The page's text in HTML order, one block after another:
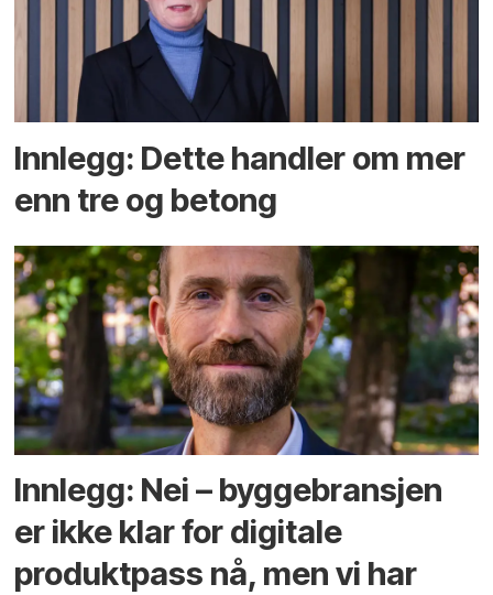
Innlegg: Dette handler om mer
enn tre og betong
Innlegg: Nei – byggebransjen
er ikke klar for digitale
produktpass nå, men vi har